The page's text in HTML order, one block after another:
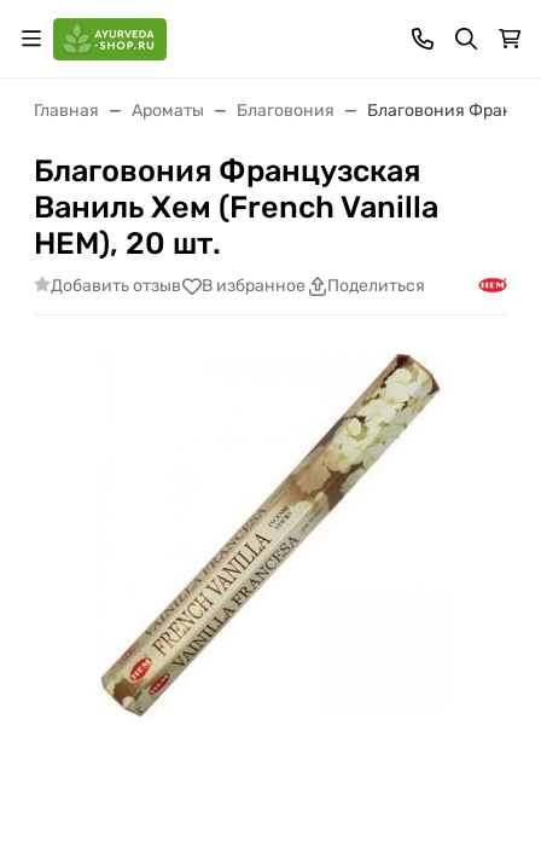
Главная Ароматы Благовония Благовония
Благовония Французская
Ваниль Хем (French Vanilla
HEM), 20 шт.
Добавить отзыв В избранное Поделиться